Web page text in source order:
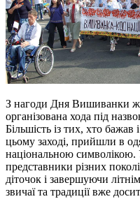
З нагоди Дня Вишиванки
організована хода під
Більшість із тих, хто
цьому заході, прийшли в
національною символікою.
представники різних
діточок і завершуючи
звичаї та традиції вже